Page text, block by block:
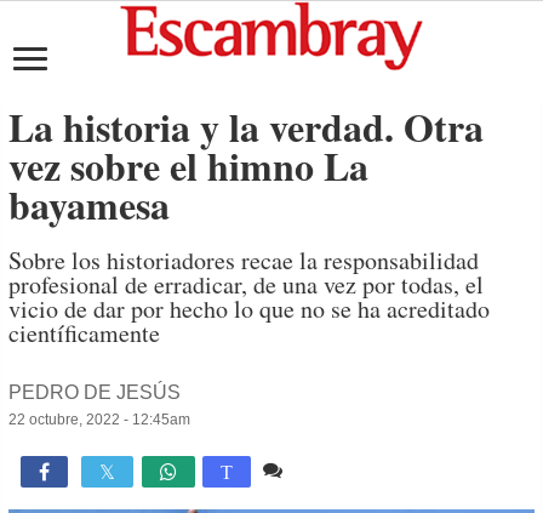
La historia y la verdad. Otra
vez sobre el himno La
bayamesa
Sobre los historiadores recae la responsabilidad
profesional de erradicar, de una vez por todas, el
vicio de dar por hecho lo que no se ha acreditado
científicamente
PEDRO DE JESÚS
22 octubre, 2022 - 12:45am
 T